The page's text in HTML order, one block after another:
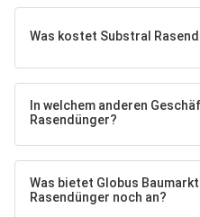
Was kostet Substral
In welchem anderen
Rasendünger?
Was bietet Globus
Rasendünger noch an?